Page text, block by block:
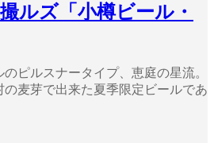
ルズ「小樽ビール・
ピルスナータイプ、恵庭の星流。
麦芽で出来た夏季限定ビールであ